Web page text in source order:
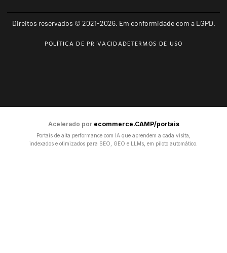
Direitos reservados © 2021-2026. Em conformidade com a LGPD.
POLÍTICA DE PRIVACIDADETERMOS DE USO
Acelerado por ecommerce.CAMP/portais
Portais de alta performance com IA que aprendem a cada visita,
indexados e otimizados para SEO, GEO e LLMs, em piloto automático.